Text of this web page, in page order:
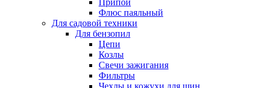
Припои
Флюс паяльный
Для садовой техники
Для бензопил
Цепи
Козлы
Свечи зажигания
Фильтры
Чехлы и кожухи для шин